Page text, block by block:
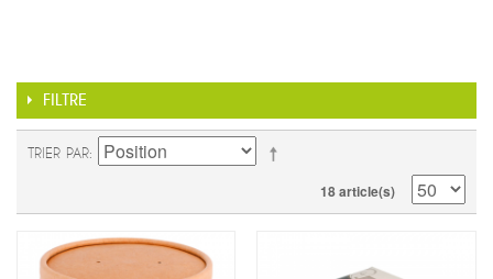
FILTRE
TRIER PAR
18 article(s)